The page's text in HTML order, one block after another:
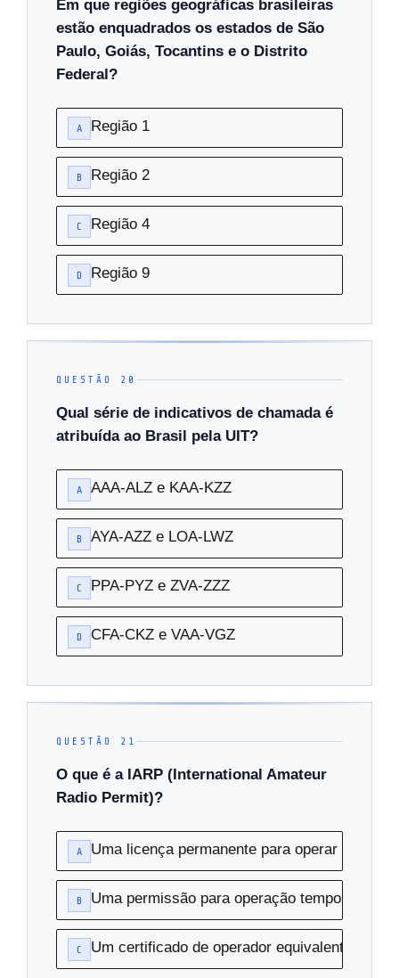
Em que regiões geográficas brasileiras
estão enquadrados os estados de São
Paulo, Goiás, Tocantins e o Distrito
Federal?
A Região 1
B Região 2
C Região 4
D Região 9
QUESTÃO 20
Qual série de indicativos de chamada é
atribuída ao Brasil pela UIT?
A AAA-ALZ e KAA-KZZ
B AYA-AZZ e LOA-LWZ
C PPA-PYZ e ZVA-ZZZ
D CFA-CKZ e VAA-VGZ
QUESTÃO 21
O que é a IARP (International Amateur
Radio Permit)?
A Uma licença permanente para operar em
B Uma permissão para operação temporária
C Um certificado de operador equivalente ao